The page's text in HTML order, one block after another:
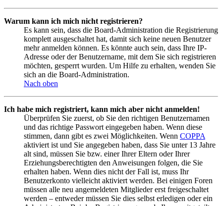
Warum kann ich mich nicht registrieren?
Es kann sein, dass die Board-Administration die Registrierung
komplett ausgeschaltet hat, damit sich keine neuen Benutzer
mehr anmelden können. Es könnte auch sein, dass Ihre IP-
Adresse oder der Benutzername, mit dem Sie sich registrieren
möchten, gesperrt wurden. Um Hilfe zu erhalten, wenden Sie
sich an die Board-Administration.
Nach oben
Ich habe mich registriert, kann mich aber nicht anmelden!
Überprüfen Sie zuerst, ob Sie den richtigen Benutzernamen
und das richtige Passwort eingegeben haben. Wenn diese
stimmen, dann gibt es zwei Möglichkeiten. Wenn COPPA
aktiviert ist und Sie angegeben haben, dass Sie unter 13 Jahre
alt sind, müssen Sie bzw. einer Ihrer Eltern oder Ihrer
Erziehungsberechtigten den Anweisungen folgen, die Sie
erhalten haben. Wenn dies nicht der Fall ist, muss Ihr
Benutzerkonto vielleicht aktiviert werden. Bei einigen Foren
müssen alle neu angemeldeten Mitglieder erst freigeschaltet
werden – entweder müssen Sie dies selbst erledigen oder ein